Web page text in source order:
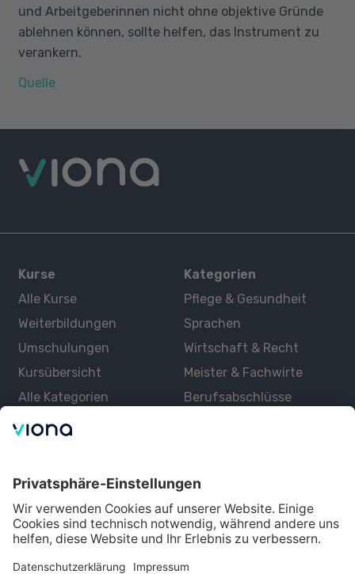
und Arbeitgeberinnen nicht ohne objektive Gründe
ablehnen können, sollte helfen, das Instrument zu
verankern.
Quelle
Kurse
Alle Kurse
Weiterbildungen
Umschulungen
Kursübersicht
Alle Kategorien
Kategorien
Pflege & Gesundheit
Sprachen
Wirtschaft & Recht
Meister & Fachwirte
Berufsabschlüsse
Über uns
Lernen mit Viona
Alle Partner
Partner werden